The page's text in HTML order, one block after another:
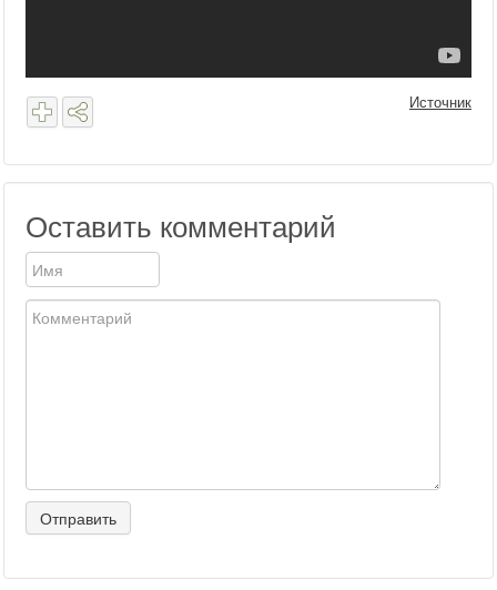
Источник
Оставить комментарий